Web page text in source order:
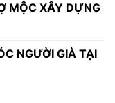
MỘC XÂY DỰNG
NGƯỜI GIÀ TẠI